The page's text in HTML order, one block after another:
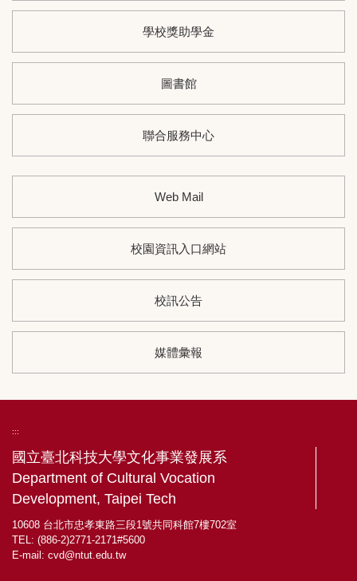
學校獎助學金
圖書館
聯合服務中心
Web Mail
校園資訊入口網站
校訊公告
媒體彙報
:::
國立臺北科技大學文化事業發展系
Department of Cultural Vocation
Development, Taipei Tech
10608 台北市忠孝東路三段1號共同科館7樓702室
TEL: (886-2)2771-2171#5600
E-mail: cvd@ntut.edu.tw